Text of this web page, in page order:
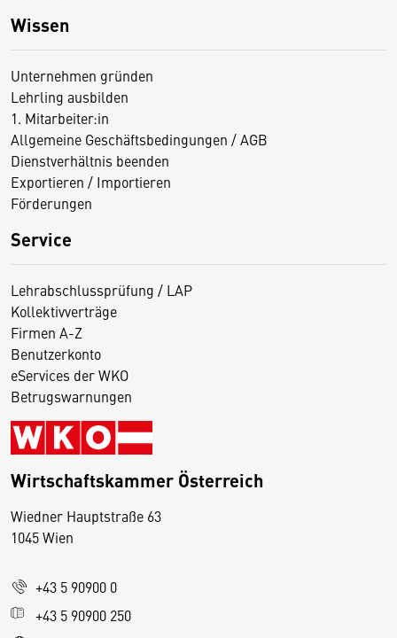
Wissen
Unternehmen gründen
Lehrling ausbilden
1. Mitarbeiter:in
Allgemeine Geschäftsbedingungen / AGB
Dienstverhältnis beenden
Exportieren / Importieren
Förderungen
Service
Lehrabschlussprüfung / LAP
Kollektivverträge
Firmen A-Z
Benutzerkonto
eServices der WKO
Betrugswarnungen
Wirtschaftskammer Österreich
Wiedner Hauptstraße 63
1045 Wien
+43 5 90900 0
+43 5 90900 250
D
s
e